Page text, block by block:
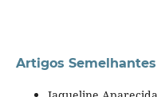
Artigos Semelhantes